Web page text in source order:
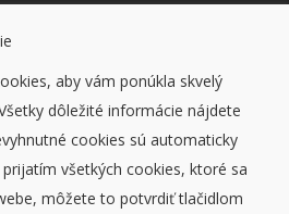
osobných údajov
aby vám ponúkla skvelý
dôležité informácie nájdete
cookies sú automaticky
všetkých cookies, ktoré sa
môžete to potvrdiť tlačidlom